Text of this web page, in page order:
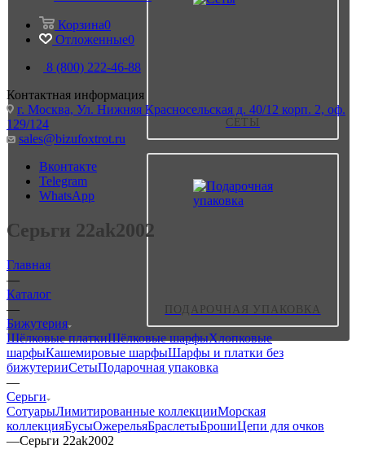
СЕТЫ
ПОДАРОЧНАЯ УПАКОВКА
Корзина0
Отложенные0
8 (800) 222-46-88
Контактная информация
г. Москва, Ул. Нижняя Красносельская д. 40/12 корп. 2, оф.
129/124
sales@bizufoxtrot.ru
Вконтакте
Telegram
WhatsApp
Серьги 22ak2002
Главная
—
Каталог
—
Бижутерия
Шёлковые платкиШёлковые шарфыХлопковые
шарфыКашемировые шарфыШарфы и платки без
бижутерииСетыПодарочная упаковка
—
Серьги
СотуарыЛимитированные коллекцииМорская
коллекцияБусыОжерельяБраслетыБрошиЦепи для очков
—Серьги 22ak2002